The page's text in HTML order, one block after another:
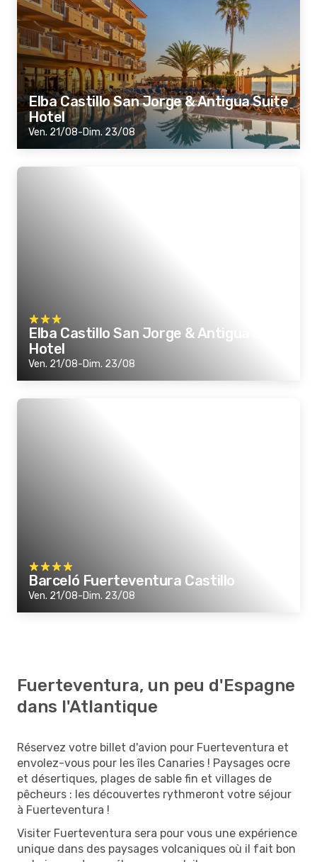
Elba Castillo San Jorge & Antigua Suite
Hotel
Ven. 21/08-Dim. 23/08
Elba Castillo San Jorge & Antigua Suite
Hotel
Ven. 21/08-Dim. 23/08
Barceló Fuerteventura Castillo
Ven. 21/08-Dim. 23/08
Fuerteventura, un peu d'Espagne
dans l'Atlantique
Réservez votre billet d'avion pour Fuerteventura et
envolez-vous pour les îles Canaries ! Paysages ocre
et désertiques, plages de sable fin et villages de
pêcheurs : les découvertes rythmeront votre séjour
à Fuerteventura !
Visiter Fuerteventura sera pour vous une expérience
unique dans des paysages volcaniques où il fait bon